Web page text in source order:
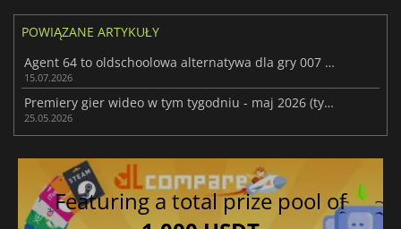
POWIĄZANE ARTYKUŁY
Agent 64 to oldschoolowa alternatywa dla gry 007 First Light
15.07.2026
Premiery gier wideo w tym tygodniu - maj 2026 (tydzień 22)
25.05.2026
Featuring a total prize pool of